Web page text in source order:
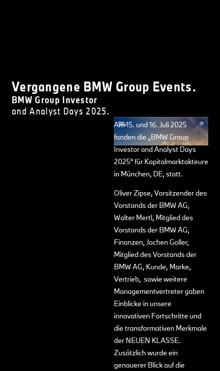
Vergangene BMW Group Events.
BMW Group Investor
and Analyst Days 2025.
Am 15. und 16. Juli 2025
fanden die „BMW Group
Investor and Analyst Days
2025“ für Kapitalmarktakteure
in München, DE, statt.
Oliver Zipse, Vorsitzender des
Vorstands der BMW AG,
Walter Mertl, Mitglied des
Vorstands der BMW AG,
Finanzen, Jochen Goller,
Mitglied des Vorstands der
BMW AG, Kunde, Marke,
Vertrieb, sowie weitere
Managementvertreter gaben
Einblicke in unsere
innovativen Fortschritte und
die transformativen Merkmale
der NEUEN KLASSE.
Zusätzlich wurde ein
genauerer Blick auf die